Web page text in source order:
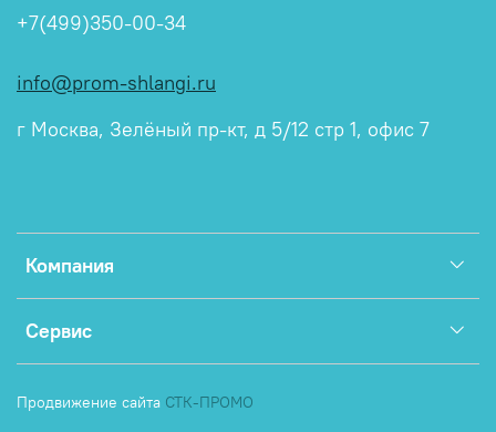
Компания
Сервис
+7(499)350-00-34
info@prom-shlangi.ru
г Москва, Зелёный пр-кт, д 5/12 стр 1, офис 7
Продвижение сайта СТК-ПРОМО